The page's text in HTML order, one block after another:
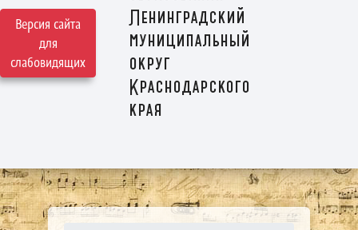
Версия сайта
для
слабовидящих
Ленинградский
муниципальный
округ
Краснодарского
края